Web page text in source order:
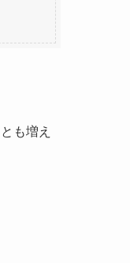
も増え